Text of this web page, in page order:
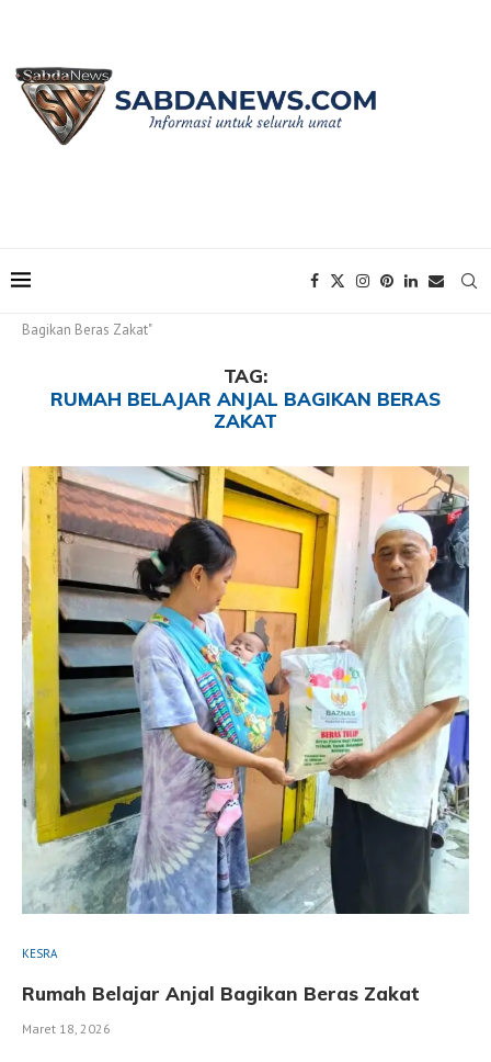
Bagikan Beras Zakat"
TAG:
RUMAH BELAJAR ANJAL BAGIKAN BERAS
ZAKAT
KESRA
Rumah Belajar Anjal Bagikan Beras Zakat
Maret 18, 2026